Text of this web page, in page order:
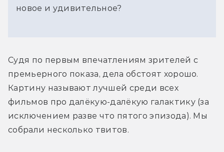
новое и удивительное?
Судя по первым впечатлениям зрителей с
премьерного показа, дела обстоят хорошо.
Картину называют лучшей среди всех
фильмов про далёкую-далёкую галактику (за
исключением разве что пятого эпизода). Мы
собрали несколько твитов.